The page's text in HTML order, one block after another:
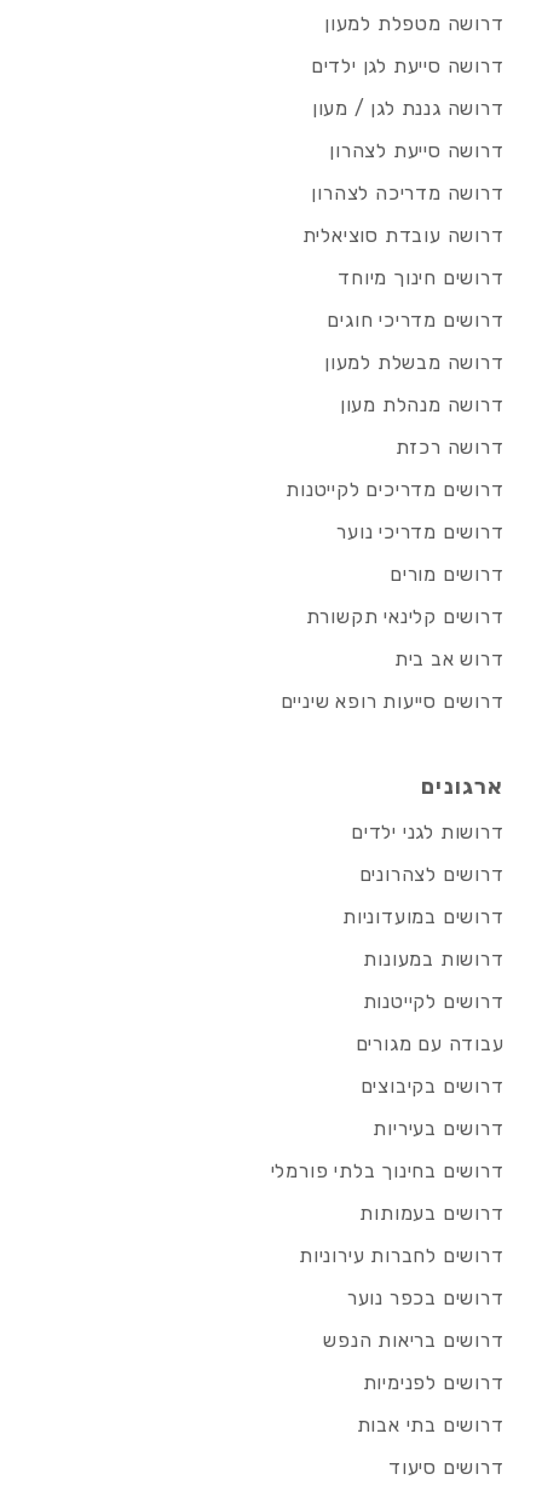
דרושה מטפלת למעון
דרושה סייעת לגן ילדים
דרושה גננת לגן / מעון
דרושה סייעת לצהרון
דרושה מדריכה לצהרון
דרושה עובדת סוציאלית
דרושים חינוך מיוחד
דרושים מדריכי חוגים
דרושה מבשלת למעון
דרושה מנהלת מעון
דרושה רכזת
דרושים מדריכים לקייטנות
דרושים מדריכי נוער
דרושים מורים
דרושים קלינאי תקשורת
דרוש אב בית
דרושים סייעות רופא שיניים
ארגונים
דרושות לגני ילדים
דרושים לצהרונים
דרושים במועדוניות
דרושות במעונות
דרושים לקייטנות
עבודה עם מגורים
דרושים בקיבוצים
דרושים בעיריות
דרושים בחינוך בלתי פורמלי
דרושים בעמותות
דרושים לחברות עירוניות
דרושים בכפר נוער
דרושים בריאות הנפש
דרושים לפנימיות
דרושים בתי אבות
דרושים סיעוד